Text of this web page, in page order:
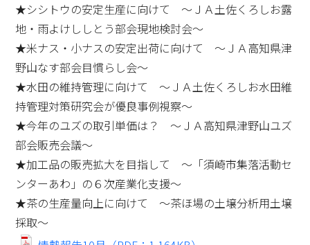
★シシトウの安定生産に向けて ～ＪＡ土佐くろしお露
地・雨よけししとう部会現地検討会～
★米ナス・小ナスの安定出荷に向けて ～ＪＡ高知県津
野山なす部会目慣らし会～
★水田の維持管理に向けて ～ＪＡ土佐くろしお水田維
持管理対策研究会が優良事例視察～
★今年のユズの取引単価は？ ～ＪＡ高知県津野山ユズ
部会販売会議～
★加工品の販売拡大を目指して ～「須崎市集落活動セ
ンターあわ」の６次産業化支援～
★茶の生産量向上に向けて ～茶ほ場の土壌分析用土壌
採取～